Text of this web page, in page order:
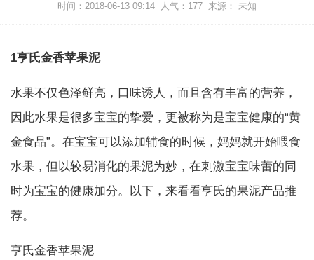
时间：2018-06-13 09:14 人气： 177 来源： 未知
1亨氏金香苹果泥
水果不仅色泽鲜亮，口味诱人，而且含有丰富的营养，
因此水果是很多宝宝的挚爱，更被称为是宝宝健康的“黄
金食品”。在宝宝可以添加辅食的时候，妈妈就开始喂食
水果，但以较易消化的果泥为妙，在刺激宝宝味蕾的同
时为宝宝的健康加分。以下，来看看亨氏的果泥产品推
荐。
亨氏金香苹果泥